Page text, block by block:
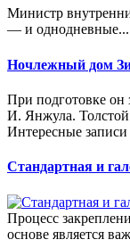
Министр
— и однодневные...
Ночлежный дом
При подготовке он
И. Янжула.
Интересные записи
Стандартная и
Процесс
основе является